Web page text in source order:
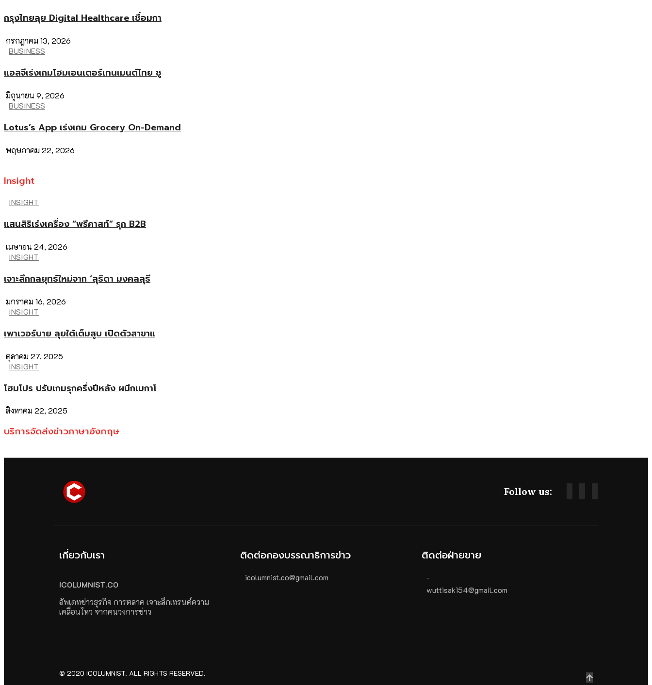
กรุงไทยลุย Digital Healthcare เชื่อมกา
กรกฎาคม 13, 2026
BUSINESS
แอลจีเร่งเกมโฮมเอนเตอร์เทนเมนต์ไทย ชู
มิถุนายน 9, 2026
BUSINESS
Lotus’s App เร่งเกม Grocery On-Demand
พฤษภาคม 22, 2026
Insight
INSIGHT
แสนสิริเร่งเครื่อง “พรีคาสท์” รุก B2B
เมษายน 24, 2026
INSIGHT
เจาะลึกกลยุทธ์ใหม่จาก ‘สุธิดา มงคลสุธี
มกราคม 16, 2026
INSIGHT
เพาเวอร์บาย ลุยใต้เต็มสูบ เปิดตัวสาขาแ
ตุลาคม 27, 2025
INSIGHT
โฮมโปร ปรับเกมรุกครึ่งปีหลัง ผนึกเมกาโ
สิงหาคม 22, 2025
บริการจัดส่งข่าวภาษาอังกฤษ
Follow us:
เกี่ยวกับเรา
ICOLUMNIST.CO
อัพเดทข่าวธุรกิจ การตลาด เจาะลึกเทรนด์ความ
เคลื่อนไหว จากคนวงการข่าว
ติดต่อกองบรรณาธิการข่าว
icolumnist.co@gmail.com
ติดต่อฝ่ายขาย
-
wuttisak154@gmail.com
© 2020 ICOLUMNIST. ALL RIGHTS RESERVED.